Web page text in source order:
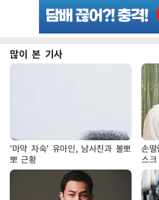
많이 본 기사
'마약 자숙' 유아인, 남사친과 볼뽀
뽀 근황
손
스